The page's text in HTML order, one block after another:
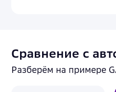
Сравнение с
Разберём на примере